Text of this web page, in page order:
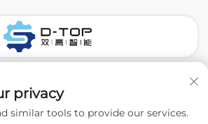
privacy
similar tools to provide our services.